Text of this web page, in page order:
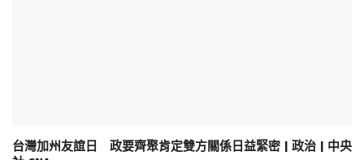
台灣加州友誼日 政要齊聚肯定雙方關係日益緊密 | 政治 | 中央